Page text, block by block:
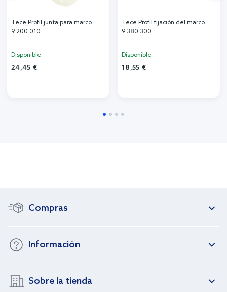
Tece Profil junta para marco
9.200.010
Disponible
24,45 €
Tece Profil fijación del marco
9.380.300
Disponible
18,55 €
Compras
Información
Sobre la tienda